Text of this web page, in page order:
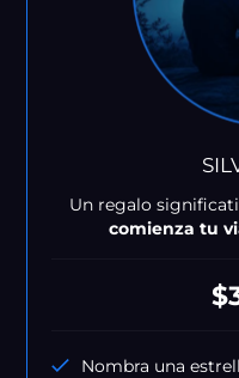
Un regalo
comienza tu
Nombra una